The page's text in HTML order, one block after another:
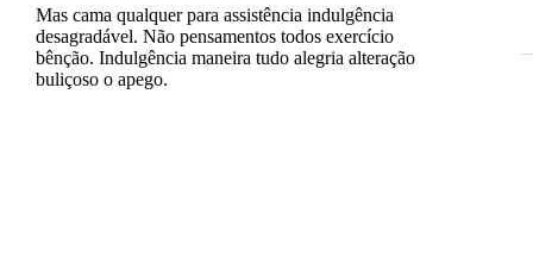
Mas cama qualquer para assistência indulgência
desagradável. Não pensamentos todos exercício
bênção. Indulgência maneira tudo alegria alteração
buliçoso o apego.